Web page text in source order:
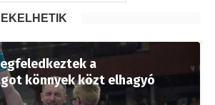
a
könnyek közt elhagyó